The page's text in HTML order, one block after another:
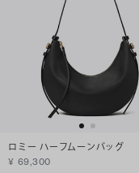
ロミー ハーフムーンバッグ
¥ 69,300